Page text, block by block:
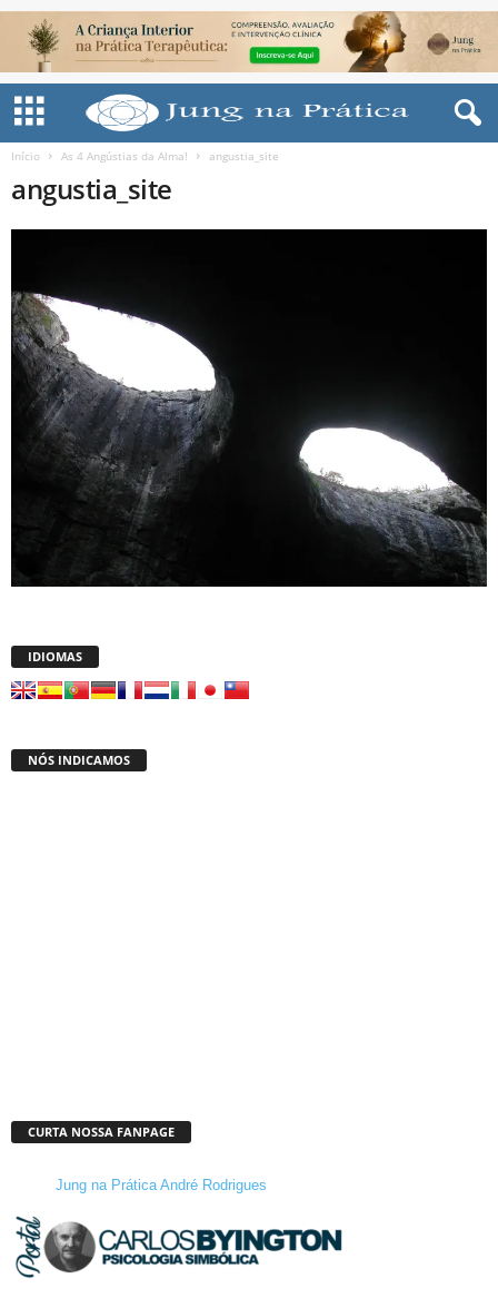
Início As 4 Angústias da Alma! angustia_site
angustia_site
IDIOMAS
NÓS INDICAMOS
CURTA NOSSA FANPAGE
Jung na Prática André Rodrigues